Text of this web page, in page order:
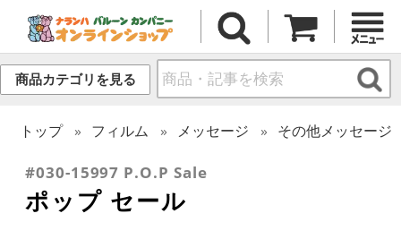
商品カテゴリを見る
トップ フィルム メッセージ その他メッセージ
#030-15997 P.O.P Sale
ポップ セール